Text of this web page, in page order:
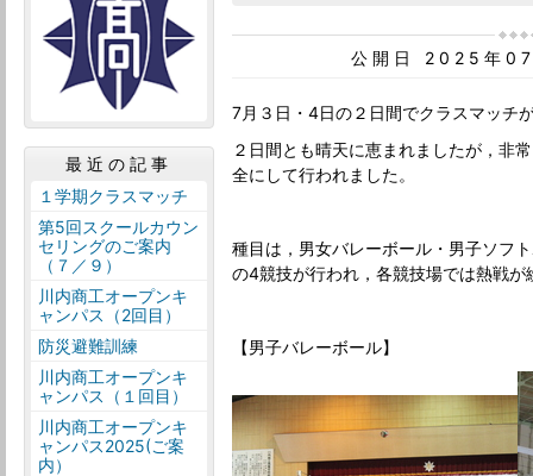
公開日 2025年
7月３日・4日の２日間でクラスマッチ
２日間とも晴天に恵まれましたが，非
全にして行われました。
種目は，男女バレーボール・男子ソフ
の4競技が行われ，各競技場では熱戦が
【男子バレーボール】
最近の記事
１学期クラスマッチ
第5回スクールカウン
セリングのご案内
（７／９）
川内商工オープンキ
ャンパス（2回目）
防災避難訓練
川内商工オープンキ
ャンパス（１回目）
川内商工オープンキ
ャンパス2025(ご案
内）